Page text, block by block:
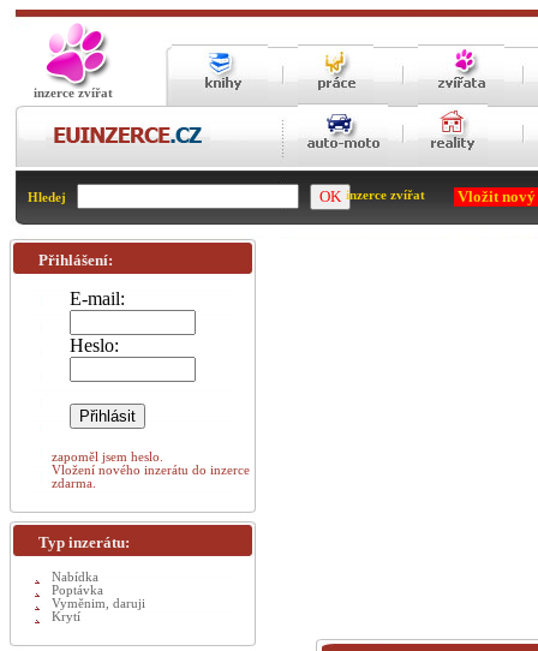
inzerce zvířat
Hledej inzerce zvířat Vložit
Přihlášení:
E-mail:
Heslo:
zapoměl jsem heslo.
Vložení nového inzerátu do inzerce
zdarma.
Typ inzerátu:
Nabídka
Poptávka
Vyměnim, daruji
Krytí